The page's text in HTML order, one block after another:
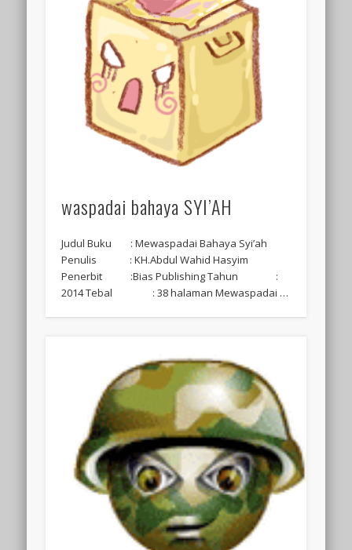
waspadai bahaya SYI’AH
Judul Buku : Mewaspadai Bahaya Syi’ah
Penulis : KH.Abdul Wahid Hasyim
Penerbit :Bias Publishing Tahun :
2014 Tebal : 38 halaman Mewaspadai …